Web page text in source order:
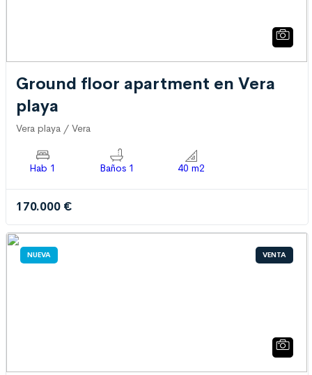
Ground floor apartment en Vera
playa
Vera playa / Vera
Hab 1 Baños 1 40 m2
170.000 €
NUEVA VENTA